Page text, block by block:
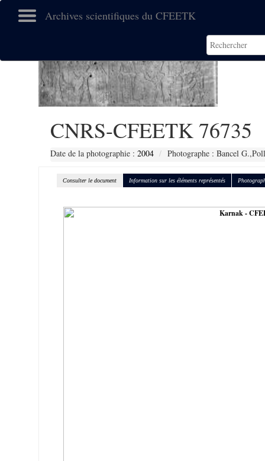
Archives scientifiques du CFEETK
CNRS-CFEETK 76735
Date de la photographie : 2004 Photographe : Bancel
Consulter le document Information sur les éléments représentés